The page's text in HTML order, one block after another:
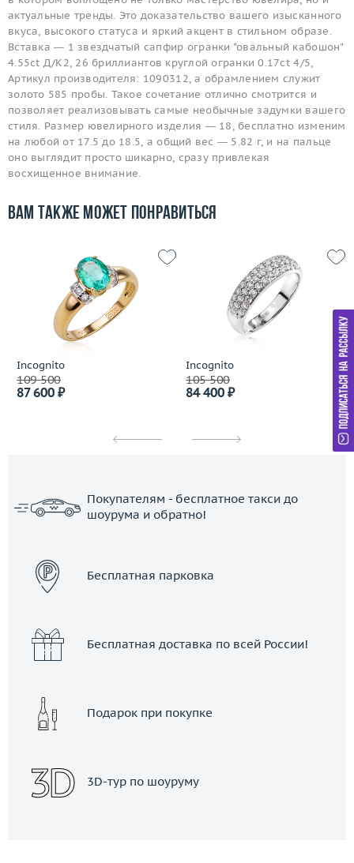
актуальные тренды. Это доказательство вашего изысканного
вкуса, высокого статуса и яркий акцент в стильном образе.
Вставка — 1 звездчатый сапфир огранки "овальный кабошон"
4.55ct Д/К2, 26 бриллиантов круглой огранки 0.17ct 4/5,
Артикул производителя: 1090312, а обрамлением служит
золото 585 пробы. Такое сочетание отлично смотрится и
позволяет реализовывать самые необычные задумки вашего
стиля. Размер ювелирного изделия — 18, бесплатно изменим
на любой от 17.5 до 18.5, а общий вес — 5.82 г, и на пальце
оно выглядит просто шикарно, сразу привлекая
восхищенное внимание.
Вам также может понравиться
Incognito
109 500
87 600 ₽
Incognito
105 500
84 400 ₽
Покупателям - бесплатное такси до
шоурума и обратно!
Бесплатная парковка
Бесплатная доставка по всей России!
Подарок при покупке
3D-тур по шоуруму